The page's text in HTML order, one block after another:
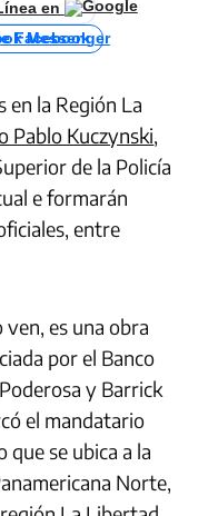
en
Facebook
en la Región La
Pablo Kuczynski
de la Policía
e formarán
entre
ven, es una obra
por el Banco
y Barrick
el mandatario
se ubica a la
Norte,